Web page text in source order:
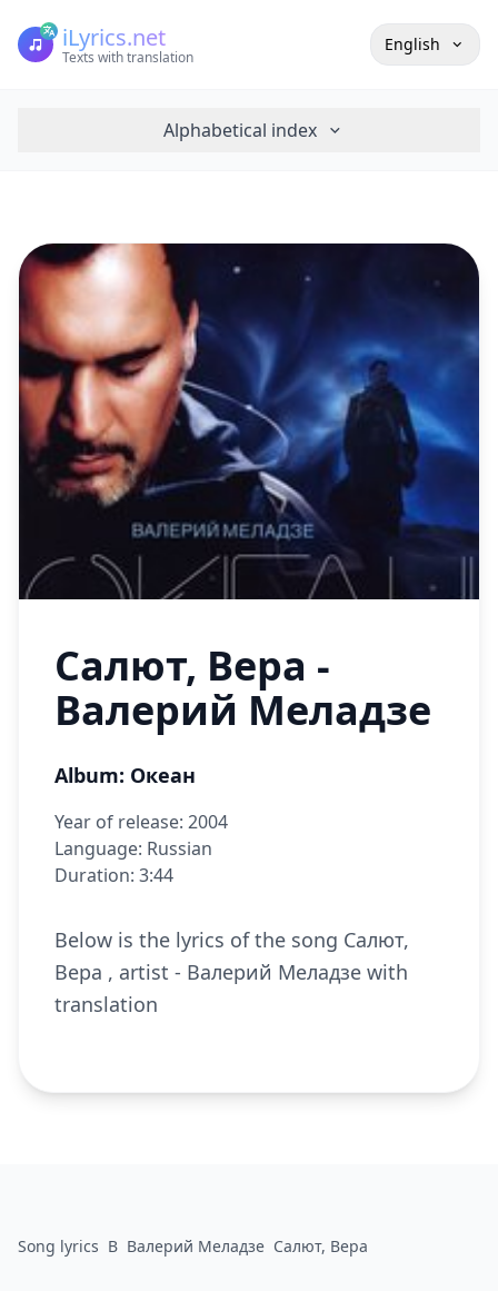
iLyrics.net
Texts with translation
English
Alphabetical index
Салют, Вера -
Валерий Меладзе
Album: Океан
Year of release: 2004
Language: Russian
Duration: 3:44
Below is the lyrics of the song Салют,
Вера , artist - Валерий Меладзе with
translation
Song lyrics В Валерий Меладзе Салют, Вера